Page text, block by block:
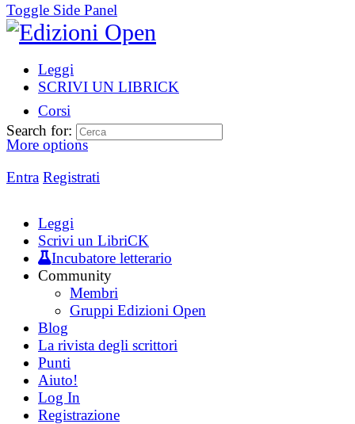
Toggle Side Panel
Leggi
SCRIVI UN LIBRICK
Corsi
More options
Entra Registrati
Search for:
Leggi
Scrivi un LibriCK
Incubatore letterario
Community
Membri
Gruppi Edizioni Open
Blog
La rivista degli scrittori
Punti
Aiuto!
Log In
Registrazione